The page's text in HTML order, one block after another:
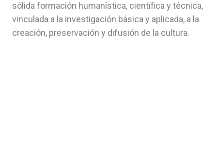
sólida formación humanística, científica y técnica,
vinculada a la investigación básica y aplicada, a la
creación, preservación y difusión de la cultura.